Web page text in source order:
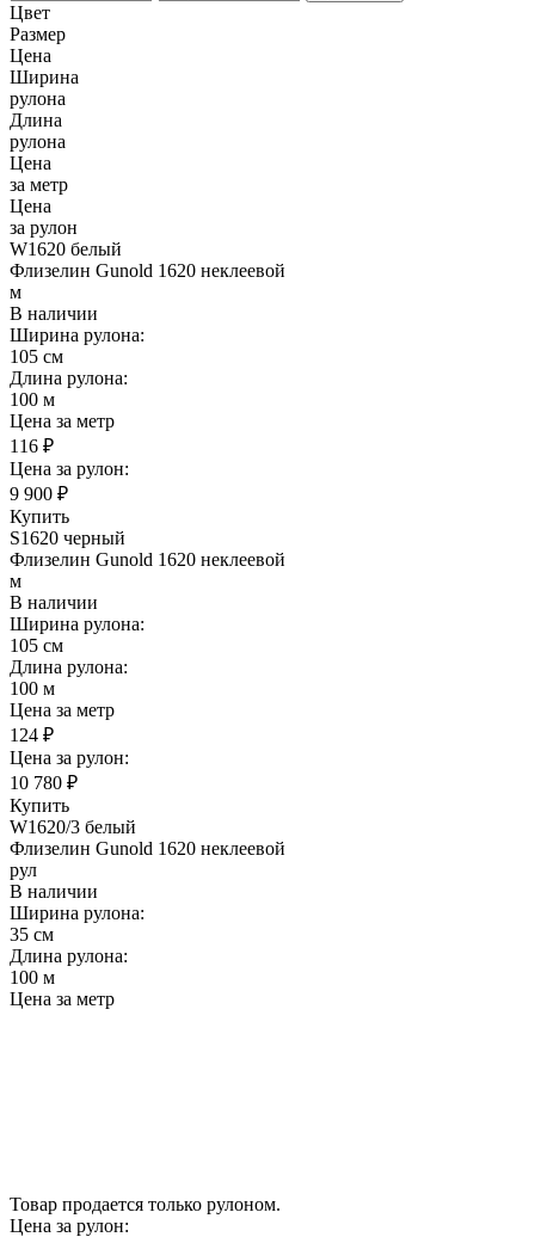
Цвет
Размер
Цена
Ширина
рулона
Длина
рулона
Цена
за метр
Цена
за рулон
W1620 белый
Флизелин Gunold 1620 неклеевой
м
В наличии
Ширина рулона:
105 см
Длина рулона:
100 м
Цена за метр
116 ₽
Цена за рулон:
9 900 ₽
Купить
S1620 черный
Флизелин Gunold 1620 неклеевой
м
В наличии
Ширина рулона:
105 см
Длина рулона:
100 м
Цена за метр
124 ₽
Цена за рулон:
10 780 ₽
Купить
W1620/3 белый
Флизелин Gunold 1620 неклеевой
рул
В наличии
Ширина рулона:
35 см
Длина рулона:
100 м
Цена за метр
Товар продается только рулоном.
Цена за рулон: